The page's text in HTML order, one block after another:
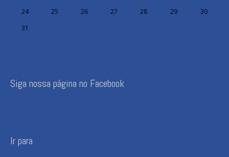
24
25 26 27 28 29
30
31
Siga nossa página no Facebook
Ir para